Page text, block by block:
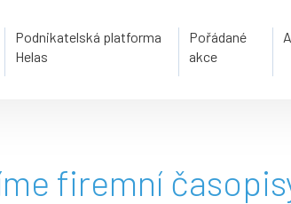
Podnikatelská platforma
Helas
Pořádané
akce
firemní